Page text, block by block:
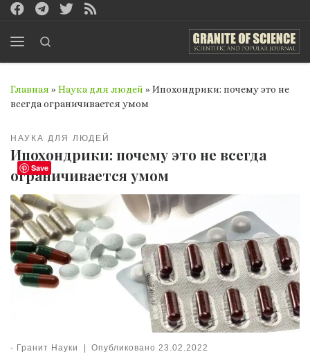
Перейти к содержимому
Главная » Наука для людей » Ипохондрики: почему это не
всегда ограничивается умом
НАУКА ДЛЯ ЛЮДЕЙ
Ипохондрики: почему это не всегда
ограничивается умом
- Гранит Науки | Опубликовано 23.02.2022
Save